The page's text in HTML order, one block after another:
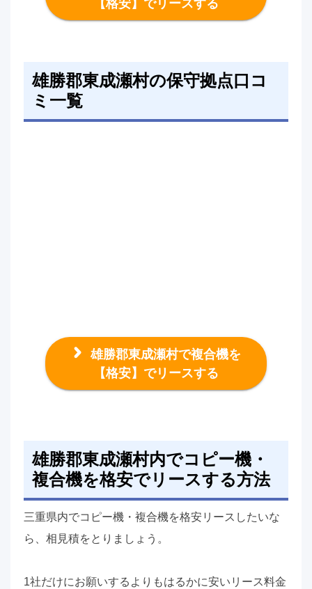
【格安】でリースする
雄勝郡東成瀬村の保守拠点口コ
ミ一覧
雄勝郡東成瀬村で複合機を
【格安】でリースする
雄勝郡東成瀬村内でコピー機・
複合機を格安でリースする方法
三重県内でコピー機・複合機を格安リースしたいな
ら、相見積をとりましょう。
1社だけにお願いするよりもはるかに安いリース料金